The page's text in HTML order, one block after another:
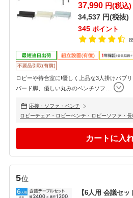
37,990円(税込)
34,537円(税抜)
345 ポイント
ロビーや待合室に!優しく上品な3人掛けパブ
パード脚、優しい丸みのベンチソフ
応接・ソファ・ベンチ
ロビーチェア・ロビーベンチ・ロビーソファ・長
5位
【6人用 会議セ